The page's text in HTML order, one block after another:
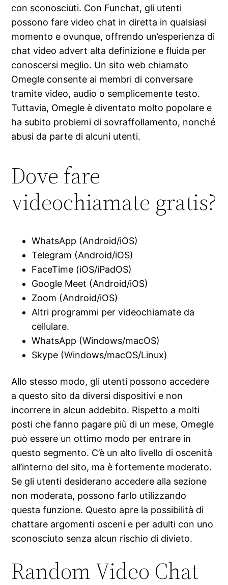
con sconosciuti. Con Funchat, gli utenti
possono fare video chat in diretta in qualsiasi
momento e ovunque, offrendo un’esperienza di
chat video advert alta definizione e fluida per
conoscersi meglio. Un sito web chiamato
Omegle consente ai membri di conversare
tramite video, audio o semplicemente testo.
Tuttavia, Omegle è diventato molto popolare e
ha subito problemi di sovraffollamento, nonché
abusi da parte di alcuni utenti.
Dove fare
videochiamate gratis?
WhatsApp (Android/iOS)
Telegram (Android/iOS)
FaceTime (iOS/iPadOS)
Google Meet (Android/iOS)
Zoom (Android/iOS)
Altri programmi per videochiamate da
cellulare.
WhatsApp (Windows/macOS)
Skype (Windows/macOS/Linux)
Allo stesso modo, gli utenti possono accedere
a questo sito da diversi dispositivi e non
incorrere in alcun addebito. Rispetto a molti
posti che fanno pagare più di un mese, Omegle
può essere un ottimo modo per entrare in
questo segmento. C’è un alto livello di oscenità
all’interno del sito, ma è fortemente moderato.
Se gli utenti desiderano accedere alla sezione
non moderata, possono farlo utilizzando
questa funzione. Questo apre la possibilità di
chattare argomenti osceni e per adulti con uno
sconosciuto senza alcun rischio di divieto.
Random Video Chat